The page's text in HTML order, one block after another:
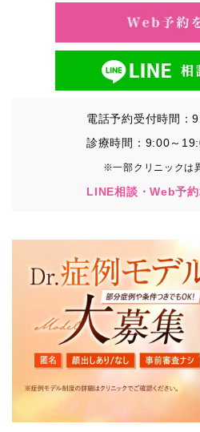
電話予約受付時間
診療時間：9:00～
※一部クリニックは
LINE相談・Web予